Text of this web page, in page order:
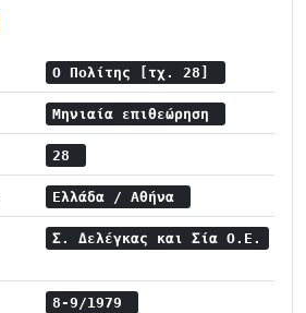
Ο Πολίτης [τχ. 28]
Μηνιαία επιθεώρηση
28
Ελλάδα / Αθήνα
Σ. Δελέγκας και Σία Ο.Ε.
8-9/1979